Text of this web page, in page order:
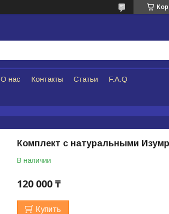
О нас Контакты Статьи F.A.Q
Комплект с натуральными
В наличии
120 000 ₸
Купить